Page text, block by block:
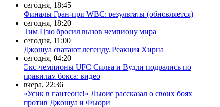
сегодня, 18:45
Финалы Гран-при WBC: результаты (обновляется)
сегодня, 18:20
Тим Цзю бросил вызов чемпиону мира
сегодня, 11:00
Джошуа сватают легенду. Реакция Хирна
сегодня, 04:20
Экс-чемпионы UFC Силва и Вудли подрались по
правилам бокса: видео
вчера, 22:36
«Усик в пантеоне!» Льюис рассказал о своих боях
против Джошуа и Фьюри